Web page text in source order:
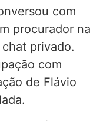
com
procurador na
privado.
com
de Flávio